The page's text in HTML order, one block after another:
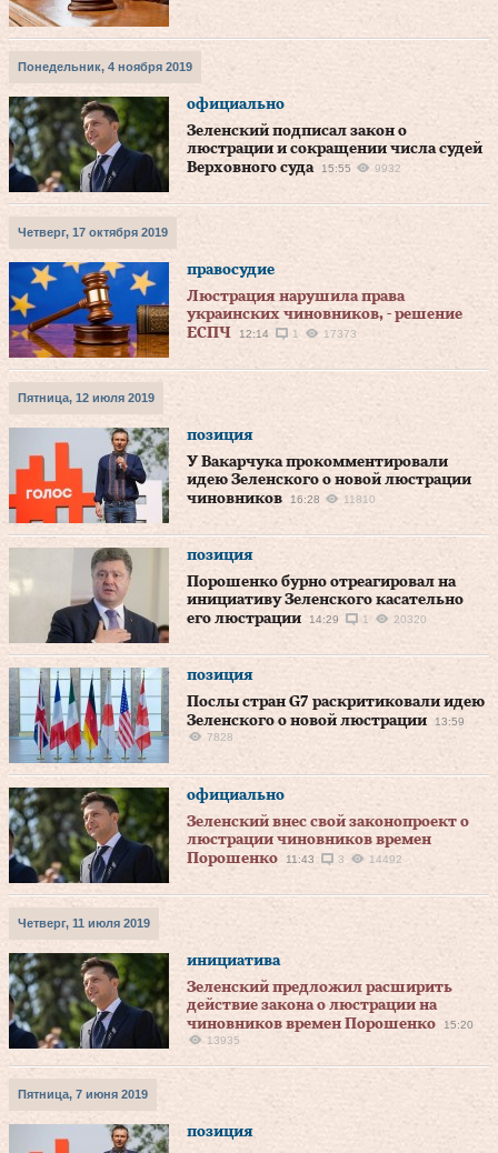
Понедельник, 4 ноября 2019
официально
Зеленский подписал закон о
люстрации и сокращении числа судей
Верховного суда
15:55 9932
Четверг, 17 октября 2019
правосудие
Люстрация нарушила права
украинских чиновников, - решение
ЕСПЧ
12:14 1 17373
Пятница, 12 июля 2019
позиция
У Вакарчука прокомментировали
идею Зеленского о новой люстрации
чиновников
16:28 11810
позиция
Порошенко бурно отреагировал на
инициативу Зеленского касательно
его люстрации
14:29 1 20320
позиция
Послы стран G7 раскритиковали идею
Зеленского о новой люстрации
13:59
7828
официально
Зеленский внес свой законопроект о
люстрации чиновников времен
Порошенко
11:43 3 14492
Четверг, 11 июля 2019
инициатива
Зеленский предложил расширить
действие закона о люстрации на
чиновников времен Порошенко
15:20
13935
Пятница, 7 июня 2019
позиция